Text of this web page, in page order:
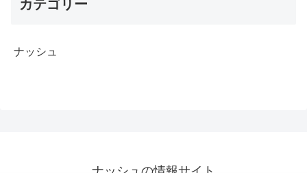
カテゴリー
ナッシュ